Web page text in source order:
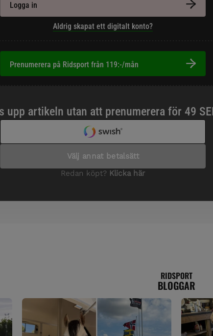
Logga in
Aldrig skapat ett digitalt konto?
Prenumerera på Ridsport från 119:-/mån
RIDSPORT
BLOGGAR